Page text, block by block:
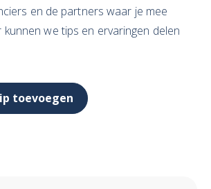
en de partners waar je mee
kunnen we tips en ervaringen delen
toevoegen